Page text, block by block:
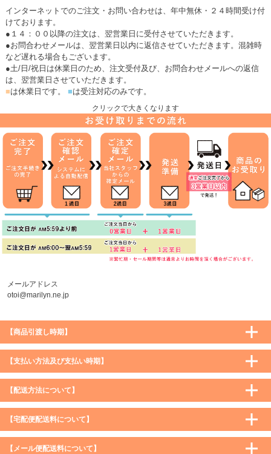
インターネットでのご注文・お問い合わせは、年中無休・２４時間受け付
けております。
●１４：００以降の注文は、翌営業日に受付させていただきます。
●お問合わせメールは、翌営業日以内に返信させていただきます。混雑時
など遅れる場合もございます。
●土/日/祝日は休業日のため、注文受付及び、お問合わせメールへの返信
は、翌営業日させていただきます。
■は休業日です。 ■は受注対応のみです。
クリックで大きくなります
メールアドレス
otoi@marilyn.ne.jp
【商品引渡し時期】
【支払い方法及び支払い時期】
【配送方法について】
【宅配便配送料について】
購入価格 ／ 地域 通常 沖縄・離島など一部地域
【メール便配送料について】